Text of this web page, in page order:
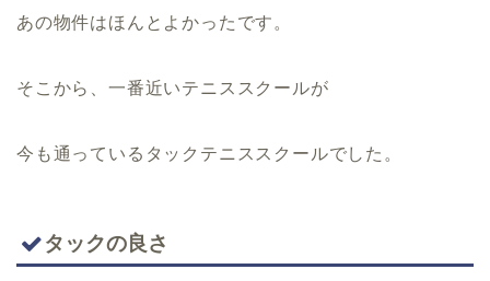
あの物件はほんとよかったです。
そこから、一番近いテニススクールが
今も通っているタックテニススクールでした。
タックの良さ